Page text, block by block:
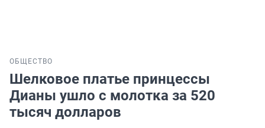
ОБЩЕСТВО
Шелковое платье принцессы
Дианы ушло с молотка за 520
тысяч долларов